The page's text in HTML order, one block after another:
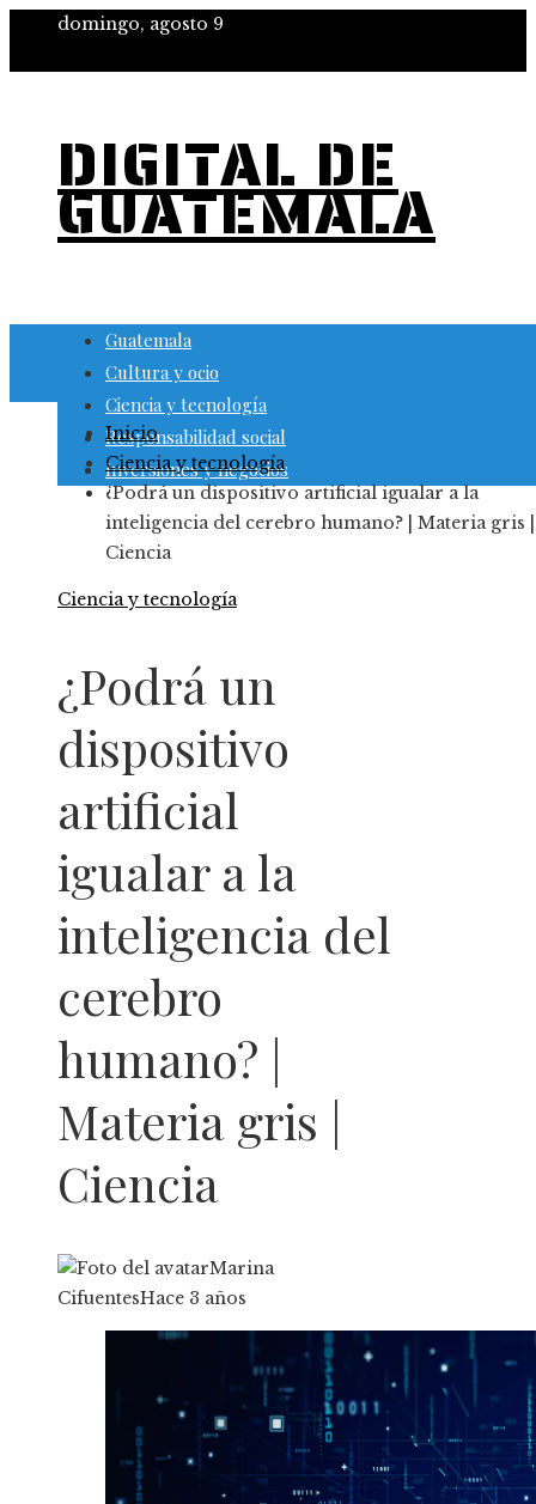
domingo, agosto 9
DIGITAL DE
GUATEMALA
Guatemala
Cultura y ocio
Ciencia y tecnología
Responsabilidad social
Inversiones y negocios
Inicio
Ciencia y tecnología
¿Podrá un dispositivo artificial igualar a la
inteligencia del cerebro humano? | Materia gris |
Ciencia
Ciencia y tecnología
¿Podrá un
dispositivo
artificial
igualar a la
inteligencia del
cerebro
humano? |
Materia gris |
Ciencia
Marina
CifuentesHace 3 años